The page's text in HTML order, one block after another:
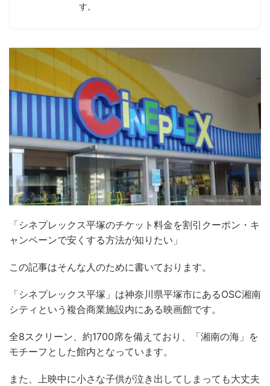
す。
「シネプレックス平塚のチケット料金を割引クーポン・キ
ャンペーンで安くする方法が知りたい」
この記事はそんな人のために書いております。
「シネプレックス平塚」は神奈川県平塚市にあるOSC湘南
シティという複合商業施設内にある映画館です。
全8スクリーン、約1700席を備えており、「湘南の海」を
モチーフとした館内となっています。
また、上映中に小さな子供が泣き出してしまっても大丈夫